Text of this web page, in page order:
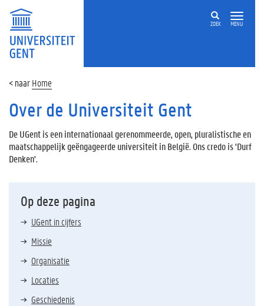
ZOEK MENU
Home
Over de Universiteit Gent
De UGent is een internationaal gerenommeerde, open, pluralistische en
maatschappelijk geëngageerde universiteit in België. Ons credo is 'Durf
Denken'.
Op deze pagina
UGent in cijfers
Missie
Organisatie
Locaties
Geschiedenis